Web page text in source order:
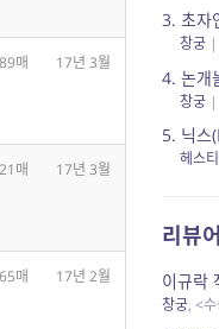
89매 17년 3월
21매 17년 3월
65매 17년 2월
3. 초자
창궁 |
4. 논개
창궁 |
5. 닉스
헤스
리뷰
창궁, <수상